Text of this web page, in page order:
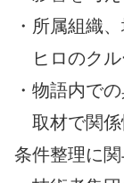
・所属組織
ヒロのクル
・物語内で
取材で関係
条件整理に関